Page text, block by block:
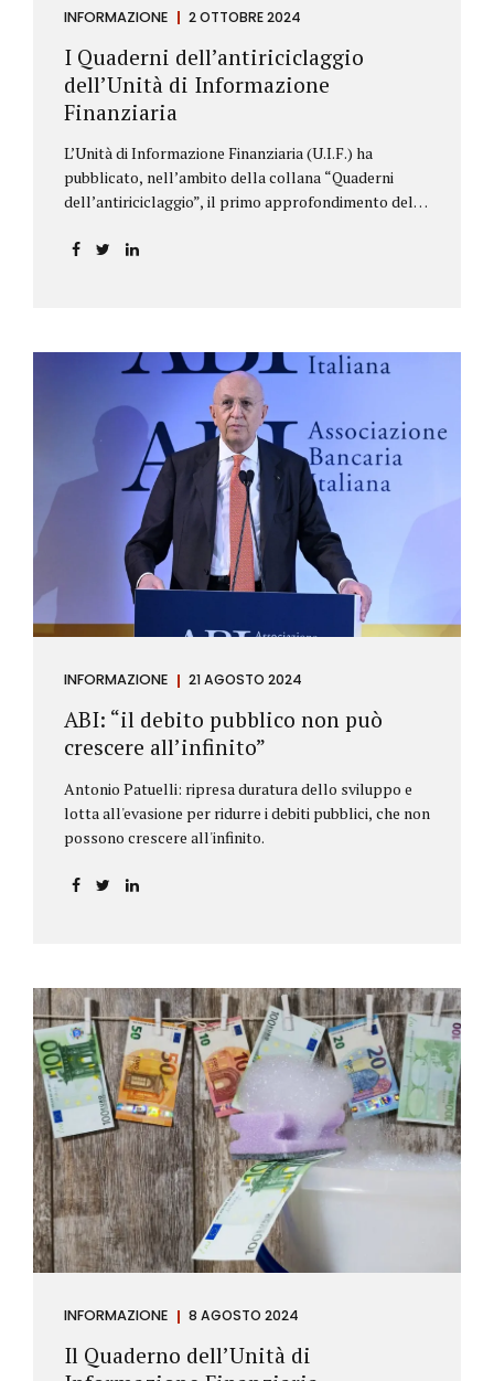
INFORMAZIONE 2 OTTOBRE 2024
I Quaderni dell’antiriciclaggio
dell’Unità di Informazione
Finanziaria
L’Unità di Informazione Finanziaria (U.I.F.) ha
pubblicato, nell’ambito della collana “Quaderni
dell’antiriciclaggio”, il primo approfondimento del
aggiornamenti della normativa e della
riguardano le novità nella disciplina internazionale e
nazionale, e forniscono informazioni su
eventuali consultazioni pubbliche e su pronunce di
particolare rilevanza emesse nell’esercizio
dell’attività giurisdizionale. In questo numero
l’approfondimento è dedicato, in particolare: alla
recente normativa della UE sugli obblighi
antiriciclaggio (c.d. AML Package), tra cui il
Regolamento Antiriciclaggio e la Direttiva AML;
all’AMLA, ovvero alla nuova Autorità europea che
INFORMAZIONE 21 AGOSTO 2024
ABI: “il debito pubblico non può
crescere all’infinito”
Antonio Patuelli: ripresa duratura dello sviluppo e
lotta all'evasione per ridurre i debiti pubblici, che non
possono crescere all'infinito.
INFORMAZIONE 8 AGOSTO 2024
Il Quaderno dell’Unità di